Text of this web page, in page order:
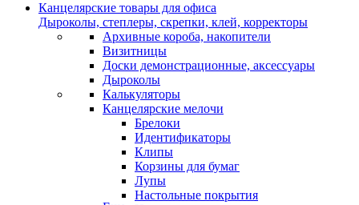
Канцелярские товары для офиса
Дыроколы, степлеры, скрепки, клей, корректоры
Архивные короба, накопители
Визитницы
Доски демонстрационные, аксессуары
Дыроколы
Калькуляторы
Канцелярские мелочи
Брелоки
Идентификаторы
Клипы
Корзины для бумаг
Лупы
Настольные покрытия